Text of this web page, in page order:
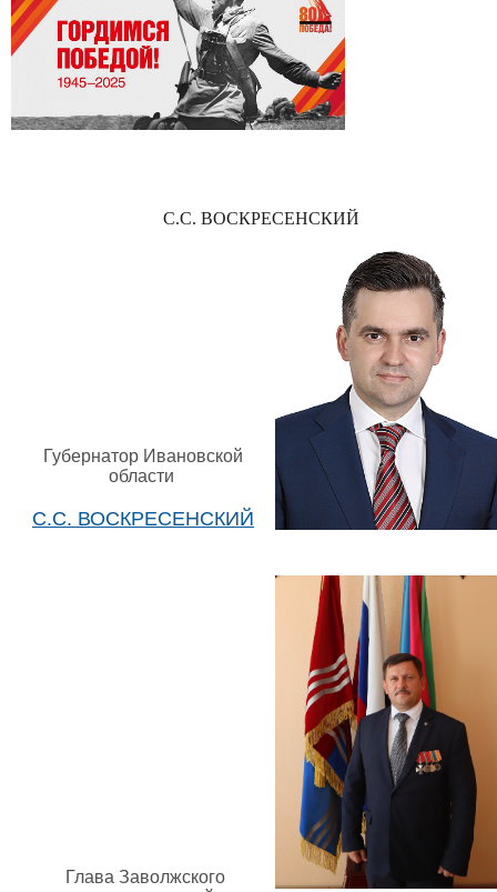
С.С. ВОСКРЕСЕНСКИЙ
Губернатор Ивановской
области
С.С. ВОСКРЕСЕНСКИЙ
Глава Заволжского